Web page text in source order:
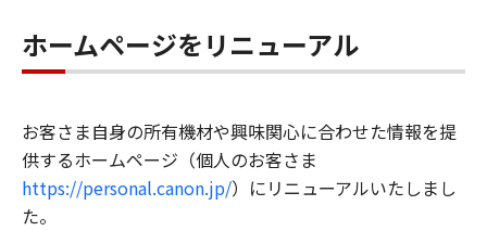
ホームページをリニューアル
お客さま自身の所有機材や興味関心に合わせた情報を提
供するホームページ（個人のお客さま
https://personal.canon.jp/）にリニューアルいたしまし
た。